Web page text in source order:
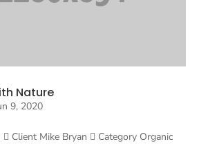
Nature
9, 2020
 Client Mike Bryan  Category Organic